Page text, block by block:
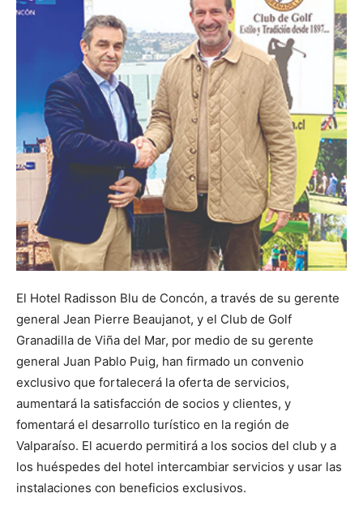
El Hotel Radisson Blu de Concón, a través de su gerente
general Jean Pierre Beaujanot, y el Club de Golf
Granadilla de Viña del Mar, por medio de su gerente
general Juan Pablo Puig, han firmado un convenio
exclusivo que fortalecerá la oferta de servicios,
aumentará la satisfacción de socios y clientes, y
fomentará el desarrollo turístico en la región de
Valparaíso. El acuerdo permitirá a los socios del club y a
los huéspedes del hotel intercambiar servicios y usar las
instalaciones con beneficios exclusivos.